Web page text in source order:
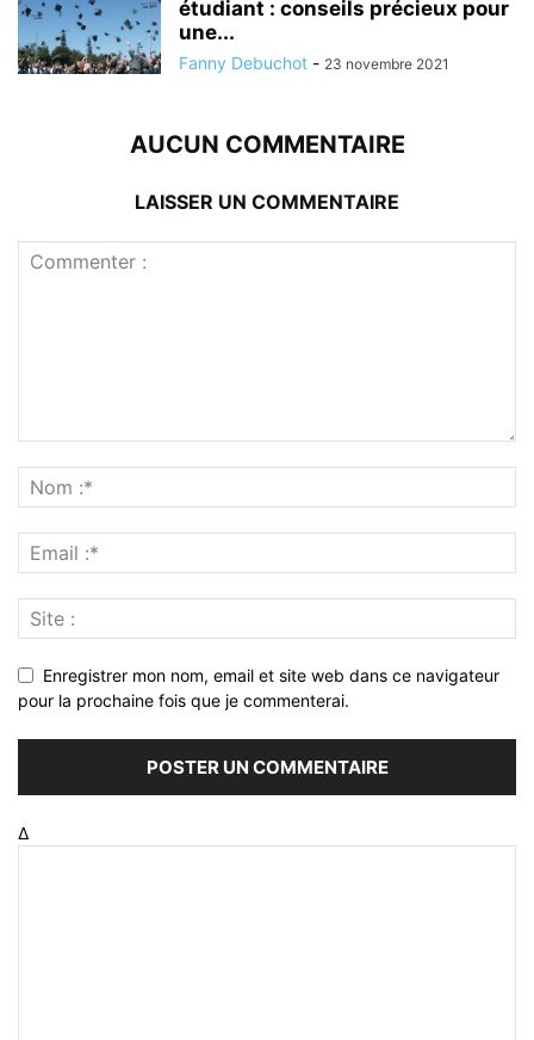
étudiant : conseils précieux pour
une...
Fanny Debuchot - 23 novembre 2021
AUCUN COMMENTAIRE
LAISSER UN COMMENTAIRE
Enregistrer mon nom, email et site web dans ce navigateur
pour la prochaine fois que je commenterai.
Δ